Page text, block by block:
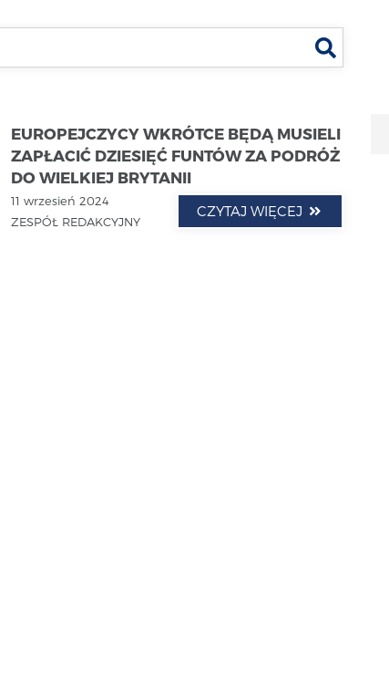
EUROPEJCZYCY WKRÓTCE BĘDĄ MUSIELI
ZAPŁACIĆ DZIESIĘĆ FUNTÓW ZA PODRÓŻ
DO WIELKIEJ BRYTANII
11 wrzesień 2024
ZESPÓŁ REDAKCYJNY
CZYTAJ WIĘCEJ